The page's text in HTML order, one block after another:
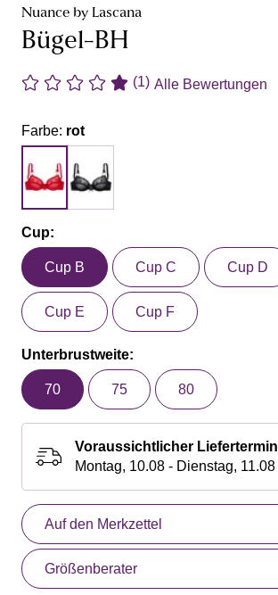
Nuance by Lascana
Bügel-BH
(1) Alle Bewertungen
Farbe: rot
Cup:
Cup B Cup C Cup D
Cup E Cup F
Unterbrustweite:
70 75 80
Voraussichtlicher Liefertermin
Montag, 10.08 - Dienstag, 11.08
Auf den Merkzettel
Größenberater